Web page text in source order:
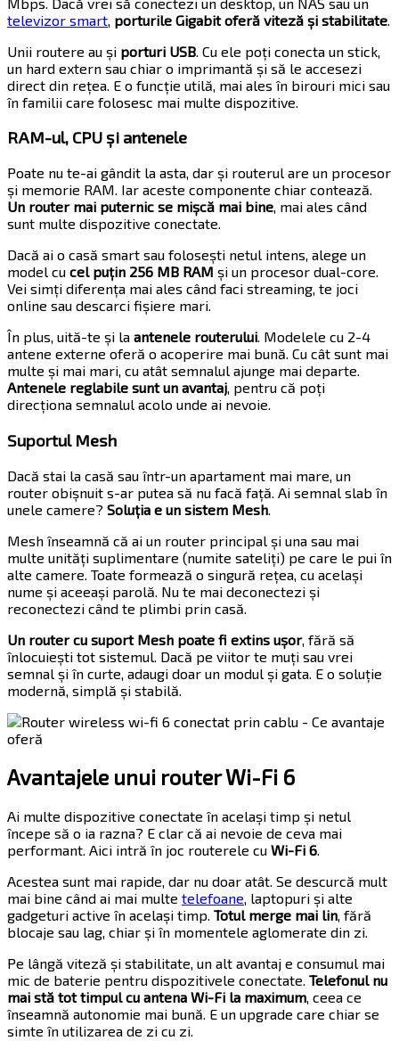
televizor smart porturile Gigabit oferă viteză și stabilitate
Unii routere au și porturi USB . Cu ele poți conecta un stick,
un hard extern sau chiar o imprimantă și să le accesezi
direct din rețea. E o funcție utilă, mai ales în birouri mici sau
în familii care folosesc mai multe dispozitive.
RAM-ul, CPU și antenele
Poate nu te-ai gândit la asta, dar și routerul are un procesor
și memorie RAM. Iar aceste componente chiar contează.
Un router mai puternic se mișcă mai bine, mai ales când
sunt multe dispozitive conectate.
Dacă ai o casă smart sau folosești netul intens, alege un
model cu cel puțin 256 MB RAM și un procesor dual-core.
Vei simți diferența mai ales când faci streaming, te joci
online sau descarci fișiere mari.
În plus, uită-te și la antenele routerului. Modelele cu 2-4
antene externe oferă o acoperire mai bună. Cu cât sunt mai
multe și mai mari, cu atât semnalul ajunge mai departe.
Antenele reglabile sunt un avantaj, pentru că poți
direcționa semnalul acolo unde ai nevoie.
Suportul Mesh
Dacă stai la casă sau într-un apartament mai mare, un
router obișnuit s-ar putea să nu facă față. Ai semnal slab în
unele camere? Soluția e un sistem Mesh
Mesh înseamnă că ai un router principal și una sau mai
multe unități suplimentare (numite sateliți) pe care le pui în
alte camere. Toate formează o singură rețea, cu același
nume și aceeași parolă. Nu te mai deconectezi și
reconectezi când te plimbi prin casă.
Un router cu suport Mesh poate fi extins ușor, fără să
înlocuiești tot sistemul. Dacă pe viitor te muți sau vrei
semnal și în curte, adaugi doar un modul și gata. E o soluție
modernă, simplă și stabilă.
Avantajele unui router Wi-Fi 6
Ai multe dispozitive conectate în același timp și netul
începe să o ia razna? E clar că ai nevoie de ceva mai
performant. Aici intră în joc routerele cu Wi-Fi 6.
Acestea sunt mai rapide, dar nu doar atât. Se descurcă mult
mai bine când ai mai multe telefoane, laptopuri și alte
gadgeturi active în același timp. Totul merge mai lin, fără
blocaje sau lag, chiar și în momentele aglomerate din zi.
Pe lângă viteză și stabilitate, un alt avantaj e consumul mai
mic de baterie pentru dispozitivele conectate. Telefonul nu
mai stă tot timpul cu antena Wi-Fi la maximum, ceea ce
înseamnă autonomie mai bună. E un upgrade care chiar se
simte în utilizarea de zi cu zi.